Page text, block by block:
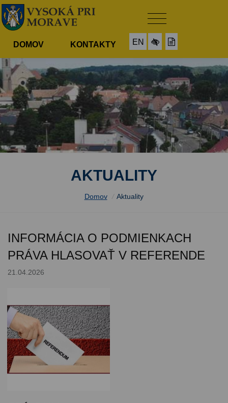
DOMOV KONTAKTY EN
AKTUALITY
Domov / Aktuality
INFORMÁCIA O PODMIENKACH
PRÁVA HLASOVAŤ V REFERENDE
21.04.2026